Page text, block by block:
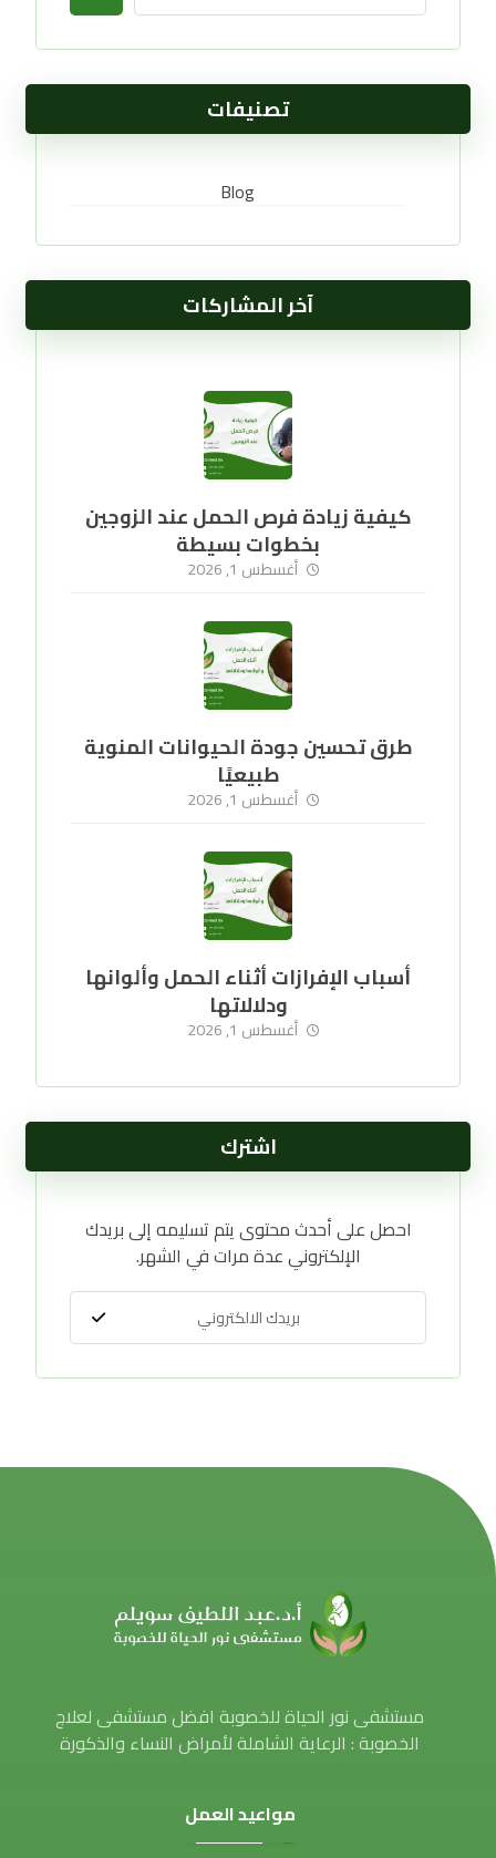
تصنيفات
Blog
آخر المشاركات
كيفية زيادة فرص الحمل عند الزوجين
بخطوات بسيطة
أغسطس 1, 2026
طرق تحسين جودة الحيوانات المنوية
طبيعيًا
أغسطس 1, 2026
أسباب الإفرازات أثناء الحمل وألوانها
ودلالاتها
أغسطس 1, 2026
اشترك
احصل على أحدث محتوى يتم تسليمه إلى بريدك
الإلكتروني عدة مرات في الشهر.
مستشفى نور الحياة للخصوبة افضل مستشفى لعلاج
الخصوبة : الرعاية الشاملة لأمراض النساء والذكورة
مواعيد العمل